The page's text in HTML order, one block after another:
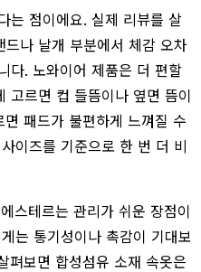
는 점이에요. 실제 리뷰를 살
나 날개 부분에서 체감 오차
다. 노와이어 제품은 더 편할
고르면 컵 들뜸이나 옆면 뜸이
패드가 불편하게 느껴질 수
이즈를 기준으로 한 번 더 비
스테르는 관리가 쉬운 장점이
는 통기성이나 촉감이 기대보
펴보면 합성섬유 소재 속옷은